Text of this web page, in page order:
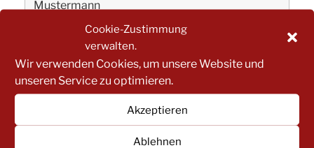
Cookie-Zustimmung
verwalten.
Wir verwenden Cookies, um unsere Website und
unseren Service zu optimieren.
Akzeptieren
Ablehnen
IN WELCHER FUNTKION NEHMEN SIE